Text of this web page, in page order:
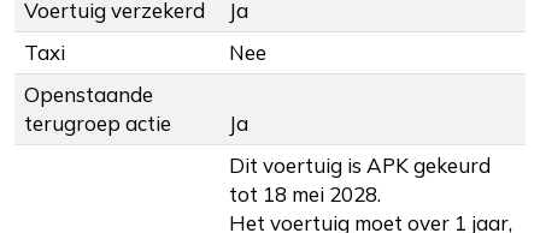
Voertuig verzekerd
Ja
Taxi
Nee
Openstaande
terugroep actie
Ja
Dit voertuig is APK gekeurd
tot 18 mei 2028.
Het voertuig moet over 1 jaar,